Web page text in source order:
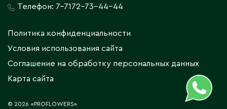
Телефон: 7-7172-73-44-44
© 2026 «PROFLOWERS»
Карта сайта
Политика конфиденциальности
Условия использования сайта
Соглашение на обработку персональных данных